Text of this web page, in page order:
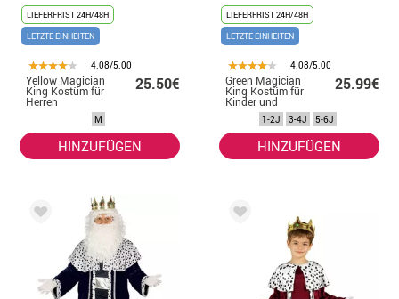
LIEFERFRIST 24H/48H
LETZTE EINHEITEN
4.08/5.00
Yellow Magician
King Kostüm für
Herren
25.50€
M
HINZUFÜGEN
LIEFERFRIST 24H/48H
LETZTE EINHEITEN
4.08/5.00
Green Magician
King Kostüm für
Kinder und
25.99€
1-2J 3-4J 5-6J
HINZUFÜGEN